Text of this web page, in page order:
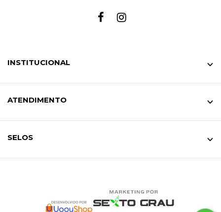
INSTITUCIONAL
ATENDIMENTO
SELOS